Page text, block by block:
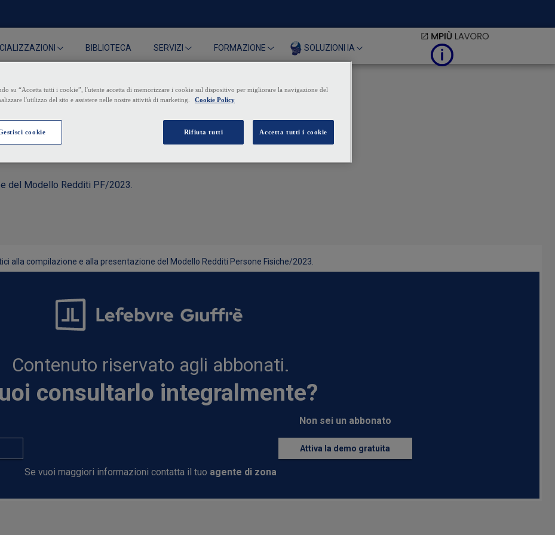
BIBLIOTECA SERVIZI FORMAZIONE SOLUZIONI IA
del Modello Redditi PF/2023.
alla compilazione e alla presentazione del Modello Redditi Persone Fisiche/2023.
Contenuto riservato agli abbonati.
consultarlo integralmente?
Non sei un abbonato
Attiva la demo gratuita
Se vuoi maggiori informazioni contatta il tuo agente di zona